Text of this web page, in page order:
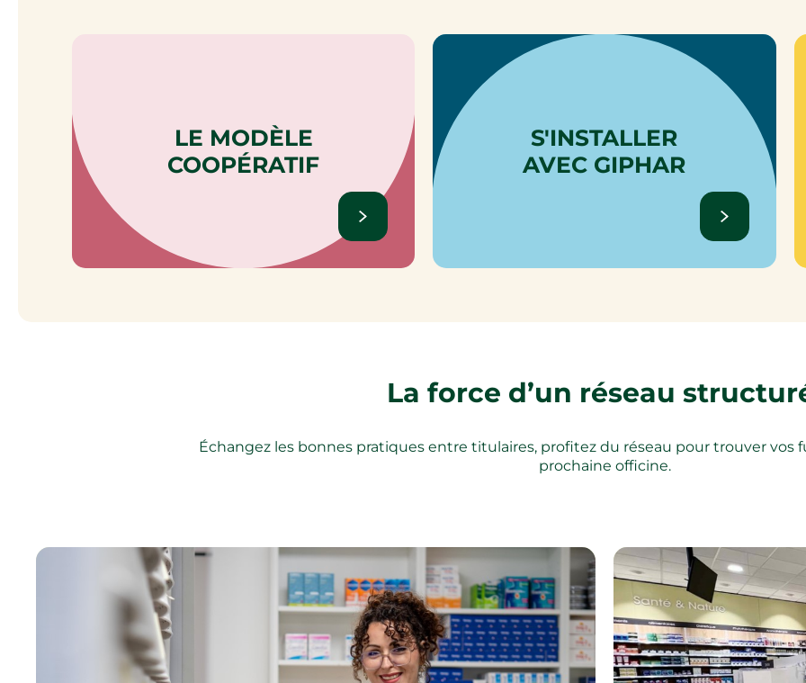
LE MODÈLE
COOPÉRATIF
S'INSTALLER
AVEC GIPHAR
La force d’un réseau
Échangez les bonnes pratiques entre titulaires, profitez du réseau pour trouver vos
prochaine officine.